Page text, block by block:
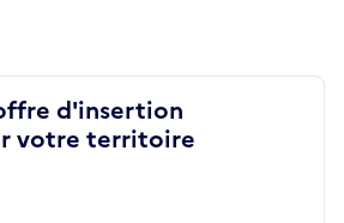
d'insertion
votre territoire